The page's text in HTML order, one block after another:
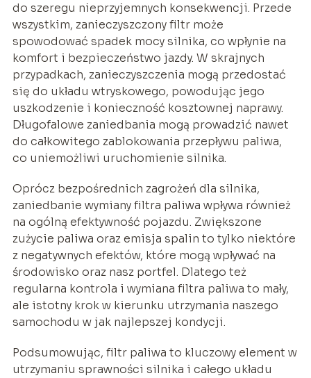
do szeregu nieprzyjemnych konsekwencji. Przede
wszystkim, zanieczyszczony filtr może
spowodować spadek mocy silnika, co wpłynie na
komfort i bezpieczeństwo jazdy. W skrajnych
przypadkach, zanieczyszczenia mogą przedostać
się do układu wtryskowego, powodując jego
uszkodzenie i konieczność kosztownej naprawy.
Długofalowe zaniedbania mogą prowadzić nawet
do całkowitego zablokowania przepływu paliwa,
co uniemożliwi uruchomienie silnika.
Oprócz bezpośrednich zagrożeń dla silnika,
zaniedbanie wymiany filtra paliwa wpływa również
na ogólną efektywność pojazdu. Zwiększone
zużycie paliwa oraz emisja spalin to tylko niektóre
z negatywnych efektów, które mogą wpływać na
środowisko oraz nasz portfel. Dlatego też
regularna kontrola i wymiana filtra paliwa to mały,
ale istotny krok w kierunku utrzymania naszego
samochodu w jak najlepszej kondycji.
Podsumowując, filtr paliwa to kluczowy element w
utrzymaniu sprawności silnika i całego układu